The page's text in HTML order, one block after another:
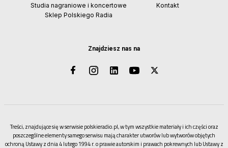
Znajdziesz nas na
Studia nagraniowe i koncertowe
Sklep Polskiego Radia
Kontakt
Treści, znajdujące się w serwisie polskieradio.pl, w tym wszystkie materiały i ich części oraz
poszczególne elementy samego serwisu mają charakter utworów lub wytworów objętych
ochroną Ustawy z dnia 4 lutego 1994 r. o prawie autorskim i prawach pokrewnych lub Ustawy z